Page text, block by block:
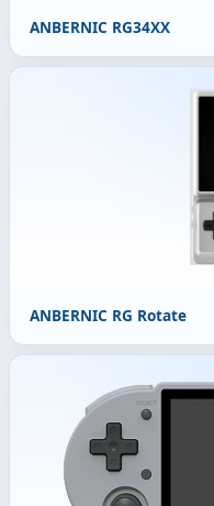
ANBERNIC RG34XX
ANBERNIC RG Rotate